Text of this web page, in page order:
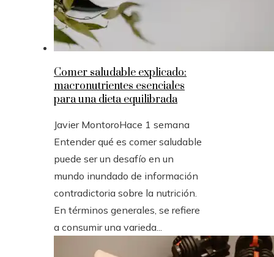
Comer saludable explicado:
macronutrientes esenciales
para una dieta equilibrada
Javier MontoroHace 1 semana
Entender qué es comer saludable
puede ser un desafío en un
mundo inundado de información
contradictoria sobre la nutrición.
En términos generales, se refiere
a consumir una varieda...